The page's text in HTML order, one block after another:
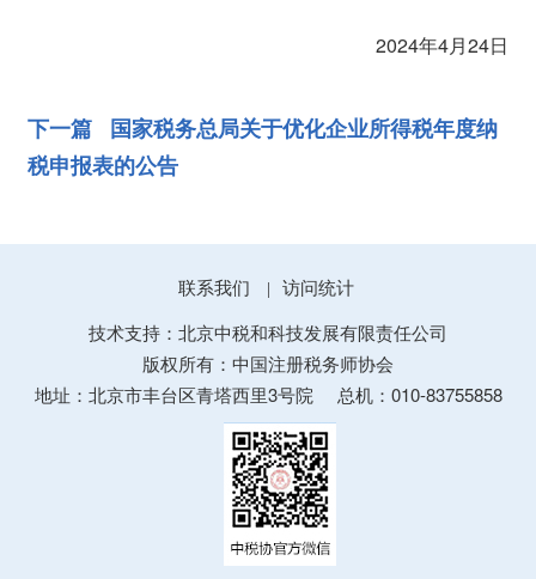
2024年4月24日
下一篇 国家税务总局关于优化企业所得税年度纳
税申报表的公告
联系我们 |
访问统计
技术支持：北京中税和科技发展有限责任公司
版权所有：中国注册税务师协会
地址：北京市丰台区青塔西里3号院
总机：010-83755858